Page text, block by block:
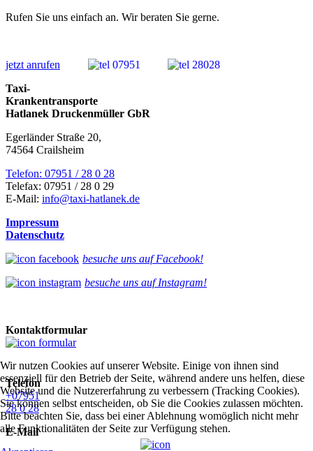
Rufen Sie uns einfach an. Wir beraten Sie gerne.
jetzt anrufen
Taxi-
Krankentransporte
Hatlanek Druckenmüller GbR
Egerländer Straße 20,
74564 Crailsheim
Telefon: 07951 / 28 0 28
Telefax: 07951 / 28 0 29
E-Mail: info@taxi-hatlanek.de
Impressum
Datenschutz
besuche uns auf Facebook!
besuche uns auf Instagram!
Kontaktformular
Telefon
+07951
28 0 28
E-Mail
Wir nutzen Cookies auf unserer Website. Einige von ihnen sind
essenziell für den Betrieb der Seite, während andere uns helfen, diese
Website und die Nutzererfahrung zu verbessern (Tracking Cookies).
Sie können selbst entscheiden, ob Sie die Cookies zulassen möchten.
Bitte beachten Sie, dass bei einer Ablehnung womöglich nicht mehr
alle Funktionalitäten der Seite zur Verfügung stehen.